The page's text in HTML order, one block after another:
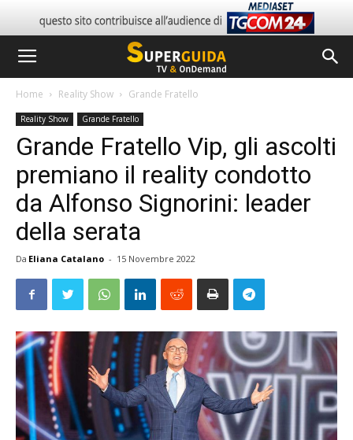
Home Reality Show Grande Fratello
Reality Show Grande Fratello
Grande Fratello Vip, gli ascolti
premiano il reality condotto
da Alfonso Signorini: leader
della serata
Da Eliana Catalano - 15 Novembre 2022